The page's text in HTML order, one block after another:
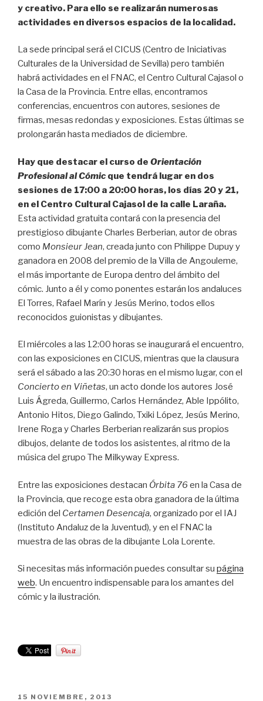
y creativo. Para ello se realizarán numerosas
actividades en diversos espacios de la localidad.
La sede principal será el CICUS (Centro de Iniciativas
Culturales de la Universidad de Sevilla) pero también
habrá actividades en el FNAC, el Centro Cultural Cajasol o
la Casa de la Provincia. Entre ellas, encontramos
conferencias, encuentros con autores, sesiones de
firmas, mesas redondas y exposiciones. Estas últimas se
prolongarán hasta mediados de diciembre.
Hay que destacar el curso de Orientación
Profesional al Cómic que tendrá lugar en dos
sesiones de 17:00 a 20:00 horas, los días 20 y 21,
en el Centro Cultural Cajasol de la calle Laraña.
Esta actividad gratuita contará con la presencia del
prestigioso dibujante Charles Berberian, autor de obras
como Monsieur Jean, creada junto con Philippe Dupuy y
ganadora en 2008 del premio de la Villa de Angouleme,
el más importante de Europa dentro del ámbito del
cómic. Junto a él y como ponentes estarán los andaluces
El Torres, Rafael Marín y Jesús Merino, todos ellos
reconocidos guionistas y dibujantes.
El miércoles a las 12:00 horas se inaugurará el encuentro,
con las exposiciones en CICUS, mientras que la clausura
será el sábado a las 20:30 horas en el mismo lugar, con el
Concierto en Viñetas, un acto donde los autores José
Luis Ágreda, Guillermo, Carlos Hernández, Able Ippólito,
Antonio Hitos, Diego Galindo, Txiki López, Jesús Merino,
Irene Roga y Charles Berberian realizarán sus propios
dibujos, delante de todos los asistentes, al ritmo de la
música del grupo The Milkyway Express.
Entre las exposiciones destacan Órbita 76 en la Casa de
la Provincia, que recoge esta obra ganadora de la última
edición del Certamen Desencaja, organizado por el IAJ
(Instituto Andaluz de la Juventud), y en el FNAC la
muestra de las obras de la dibujante Lola Lorente.
Si necesitas más información puedes consultar su página
web. Un encuentro indispensable para los amantes del
cómic y la ilustración.
PUBLICADO
15 NOVIEMBRE, 2013